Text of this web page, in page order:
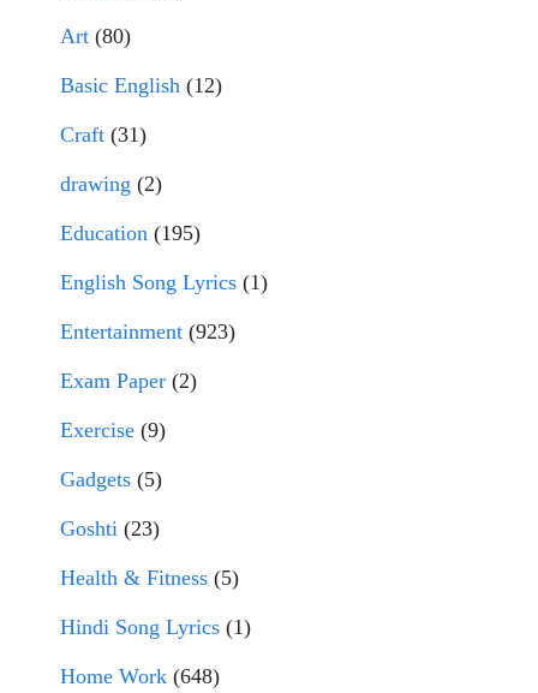
Art (80)
Basic English (12)
Craft (31)
drawing (2)
Education (195)
English Song Lyrics (1)
Entertainment (923)
Exam Paper (2)
Exercise (9)
Gadgets (5)
Goshti (23)
Health & Fitness (5)
Hindi Song Lyrics (1)
Home Work (648)